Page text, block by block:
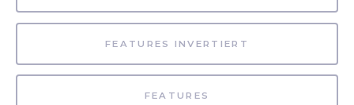
FEATURES INVERTIERT
FEATURES